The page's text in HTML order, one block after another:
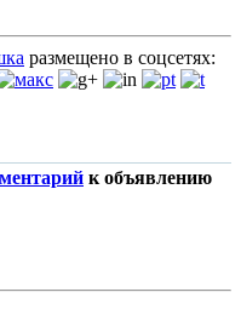
размещено в соцсетях:
к объявлению